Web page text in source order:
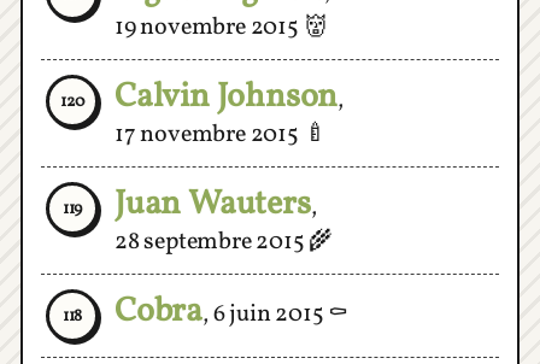
120 Calvin Johnson,
17 novembre 2015🍼
119 Juan Wauters,
28 septembre 2015🌾
118 Cobra,6 juin 2015⚰
117 Les Tigres Du Futur,